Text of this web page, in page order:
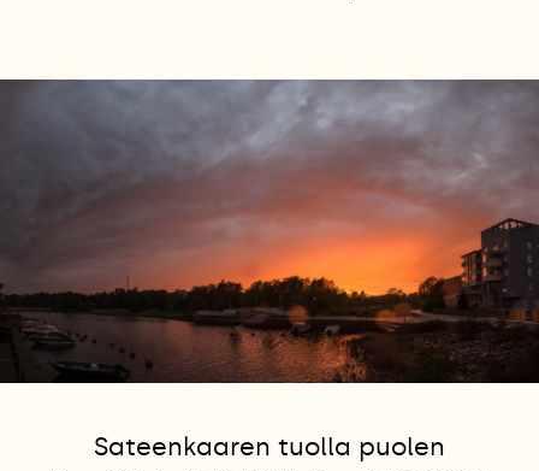
Sateenkaaren tuolla puolen